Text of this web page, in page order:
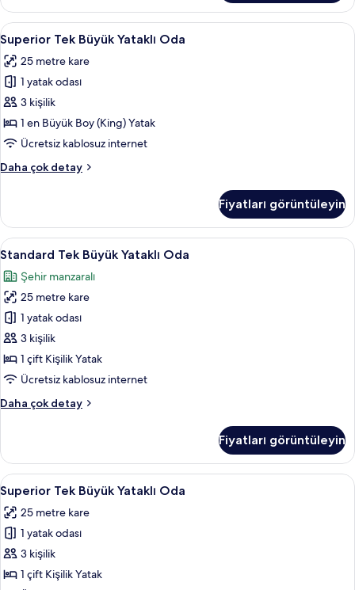
fazla
detay
Superior
Tek
Büyük
Yataklı
Oda
için
tüm
görün
Kaliteli yatak takımı, masa, ücretsiz
4
Superior Tek Büyük Yataklı Oda
25 metre kare
1 yatak odası
3 kişilik
1 en Büyük Boy (King) Yatak
Ücretsiz kablosuz internet
Daha çok detay
Superior
Oda
hakkında
daha
detay
Fiyatları görüntüleyin
Standard
Tek
Büyük
Yataklı
Oda
için
tüm
fotoğrafları
Kaliteli yatak takımı, masa, ücretsiz
6
Standard Tek Büyük Yataklı Oda
Şehir manzaralı
25 metre kare
1 yatak odası
3 kişilik
1 çift Kişilik Yatak
Ücretsiz kablosuz internet
Daha çok detay
Standard
Oda
hakkında
daha
fazla
detay
Fiyatları görüntüleyin
Superior
Tek
Büyük
Yataklı
Oda
için
Kaliteli yatak takımı, masa, ücretsiz
11
Superior Tek Büyük Yataklı Oda
25 metre kare
1 yatak odası
3 kişilik
1 çift Kişilik Yatak